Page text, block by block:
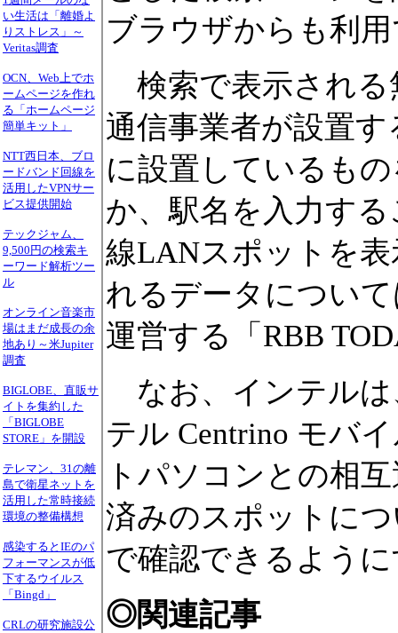
い生活は「離婚よ
りストレス」～
Veritas調査
OCN、Web上でホ
ームページを作れ
る「ホームページ
簡単キット」
NTT西日本、ブロ
ードバンド回線を
活用したVPNサー
ビス提供開始
テックジャム、
9,500円の検索キ
ーワード解析ツー
ル
オンライン音楽市
場はまだ成長の余
地あり～米Jupiter
調査
BIGLOBE、直販サ
イトを集約した
「BIGLOBE
STORE」を開設
テレマン、31の離
島で衛星ネットを
活用した常時接続
環境の整備構想
感染するとIEのパ
フォーマンスが低
下するウイルス
「Bingd」
CRLの研究施設公
ブラウザからも利
検索で表示される
通信事業者が設置す
に設置しているも
か、駅名を入力す
線LANスポットを
れるデータについ
運営する「RBB
なお、インテルは
テル Centrino モバ
トパソコンとの相
済みのスポットに
で確認できるよう
◎関連記事